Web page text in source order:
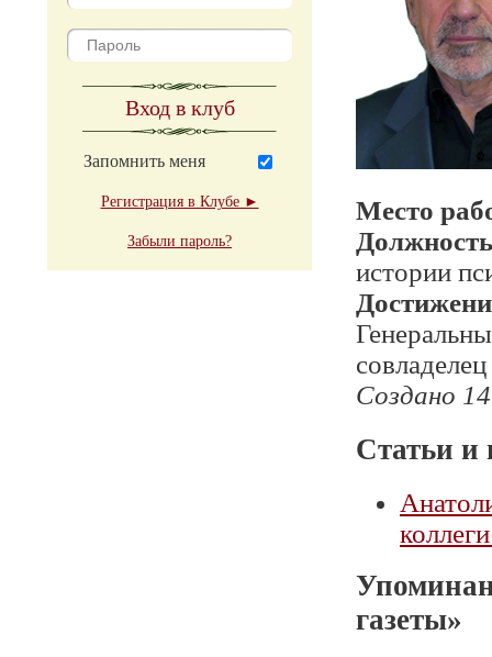
Вход в клуб
Запомнить меня
Регистрация в Клубе ►
Забыли пароль?
Место
истории
Создано
Статьи и
газеты»